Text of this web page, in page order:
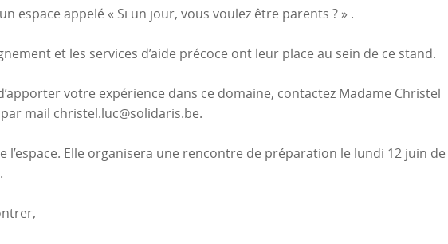
espace appelé « Si un jour, vous voulez être parents ? » .
et les services d’aide précoce ont leur place au sein de ce stand.
votre expérience dans ce domaine, contactez Madame Christel
mail christel.luc@solidaris.be.
l’espace. Elle organisera une rencontre de préparation le lundi 12 juin de